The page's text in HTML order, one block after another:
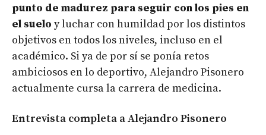
punto de madurez para seguir con los pies en
el suelo y luchar con humildad por los distintos
objetivos en todos los niveles, incluso en el
académico. Si ya de por sí se ponía retos
ambiciosos en lo deportivo, Alejandro Pisonero
actualmente cursa la carrera de medicina.
Entrevista completa a Alejandro Pisonero